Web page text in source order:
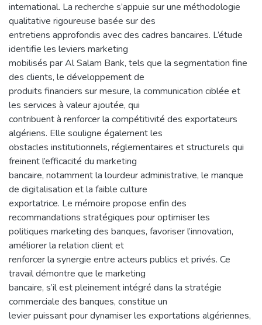
international. La recherche s’appuie sur une méthodologie
qualitative rigoureuse basée sur des
entretiens approfondis avec des cadres bancaires. L’étude
identifie les leviers marketing
mobilisés par Al Salam Bank, tels que la segmentation fine
des clients, le développement de
produits financiers sur mesure, la communication ciblée et
les services à valeur ajoutée, qui
contribuent à renforcer la compétitivité des exportateurs
algériens. Elle souligne également les
obstacles institutionnels, réglementaires et structurels qui
freinent l’efficacité du marketing
bancaire, notamment la lourdeur administrative, le manque
de digitalisation et la faible culture
exportatrice. Le mémoire propose enfin des
recommandations stratégiques pour optimiser les
politiques marketing des banques, favoriser l’innovation,
améliorer la relation client et
renforcer la synergie entre acteurs publics et privés. Ce
travail démontre que le marketing
bancaire, s’il est pleinement intégré dans la stratégie
commerciale des banques, constitue un
levier puissant pour dynamiser les exportations algériennes,